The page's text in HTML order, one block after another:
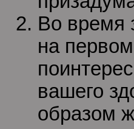
Во время
на
вашего
образом